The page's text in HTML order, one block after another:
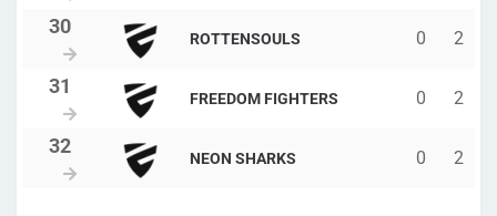
ROTTENSOULS 0 2
FREEDOM FIGHTERS 0 2
NEON SHARKS 0 2